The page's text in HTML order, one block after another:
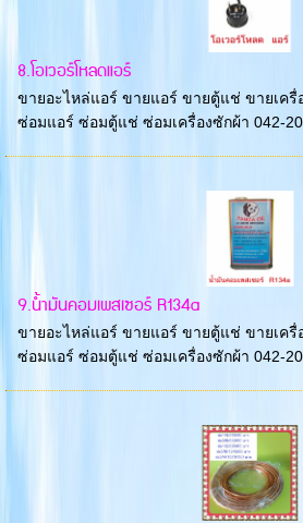
8.โอเวอร์โหลดแอร์
ขายอะไหล่แอร์ ขายแอร์ ขายตู้แช่ ขายเครื่
ซ่อมแอร์ ซ่อมตู้แช่ ซ่อมเครื่องซักผ้า 042-
9.น้ำมันคอมเพสเซอร์ R134a
ขายอะไหล่แอร์ ขายแอร์ ขายตู้แช่ ขายเครื่
ซ่อมแอร์ ซ่อมตู้แช่ ซ่อมเครื่องซักผ้า 042-